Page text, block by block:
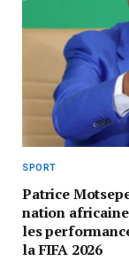
SPORT
Patrice
nation
les
la FIFA 2026